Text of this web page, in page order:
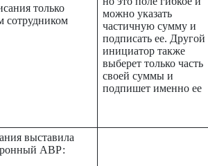
только
сотрудником
можно указать
частичную сумму и
подписать ее. Другой
инициатор также
выберет только часть
своей суммы и
подпишет именно ее
выставила
АВР: